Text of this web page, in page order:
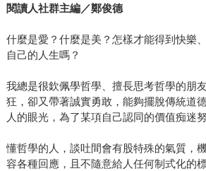
閱讀人社群主編／鄭俊德
什麼是愛？什麼是美？怎樣才能得到快樂
自己的人生嗎？
我總是很欽佩學哲學、擅長思考哲學的朋
狂，卻又帶著誠實勇敢，能夠擺脫傳統道
人的眼光，為了某項自己認同的價值痴迷努
懂哲學的人，談吐間會有股特殊的氣質，
容各種回應，且不隨意給人任何制式化的